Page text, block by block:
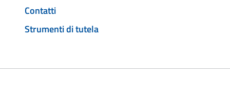
Contatti
Strumenti di tutela